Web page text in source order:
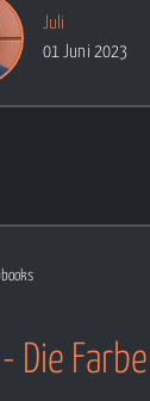
Juli
01 Juni 2023
Die